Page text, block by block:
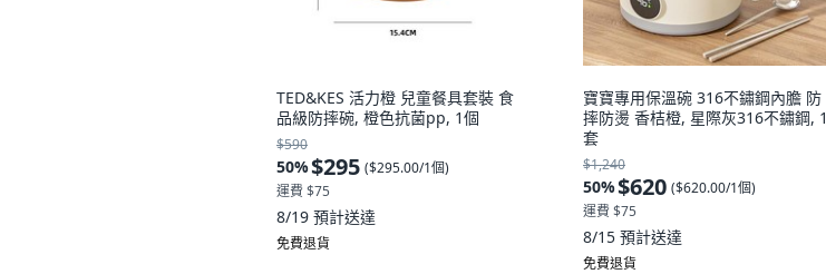
TED&KES 活力橙 兒童餐具套裝 食
品級防摔碗, 橙色抗菌pp, 1個
$590
50%$295 ($295.00/1個)
運費 $75
8/19 預計送達
免費退貨
寶寶專用保溫碗 316不鏽鋼內膽 防
摔防燙 香桔橙, 星際灰316不鏽鋼, 1
套
$1,240
50%$620 ($620.00/1個)
運費 $75
8/15 預計送達
免費退貨